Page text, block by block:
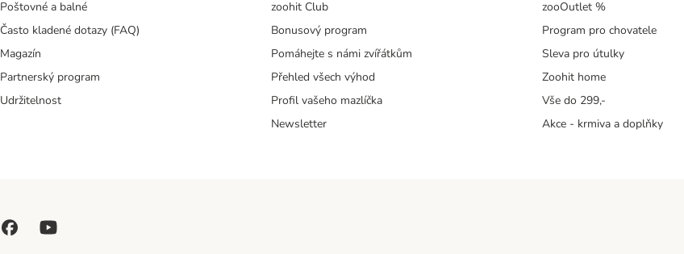
Poštovné a balné
Často kladené dotazy (FAQ)
Magazín
Partnerský program
Udržitelnost
zoohit Club
Bonusový program
Pomáhejte s námi zvířátkům
Přehled všech výhod
Profil vašeho mazlíčka
Newsletter
zooOutlet %
Program pro chovatele
Sleva pro útulky
Zoohit home
Vše do 299,-
Akce - krmiva a doplňky